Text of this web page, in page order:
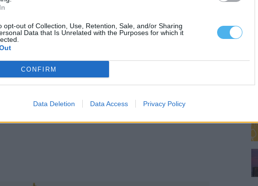
opt-out of Collection, Use, Retention, Sale, and/or Sharing
Data that Is Unrelated with the Purposes for which it
CONFIRM
Data Deletion Data Access Privacy Policy
15.200 hectares (ha), com uma área beneficiada